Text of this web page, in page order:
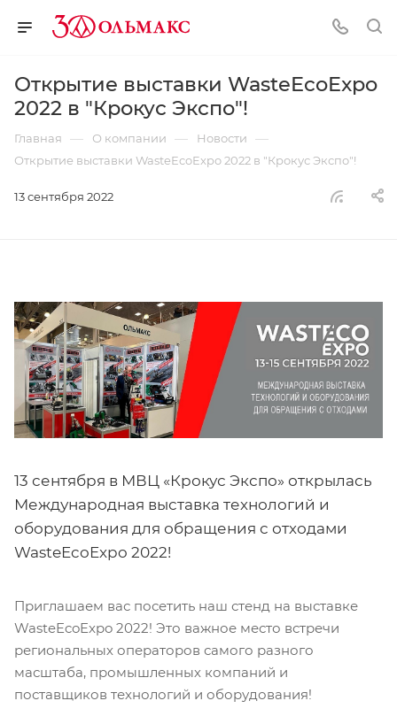
Открытие выставки WasteEcoExpo
2022 в "Крокус Экспо"!
Главная — О компании — Новости —
Открытие выставки WasteEcoExpo 2022 в "Крокус Экспо"!
13 сентября 2022
13 сентября в МВЦ «Крокус Экспо» открылась
Международная выставка технологий и
оборудования для обращения с отходами
WasteEcoExpo 2022!
Приглашаем вас посетить наш стенд на выставке
WasteEcoExpo 2022! Это важное место встречи
региональных операторов самого разного
масштаба, промышленных компаний и
поставщиков технологий и оборудования!